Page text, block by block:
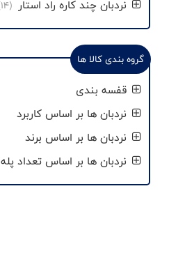
نردبان چند کاره راد استار (14)
گروه بندی کالا ها
قفسه بندی
نردبان ها بر اساس کاربرد
نردبان ها بر اساس برند
نردبان ها بر اساس تعداد پله